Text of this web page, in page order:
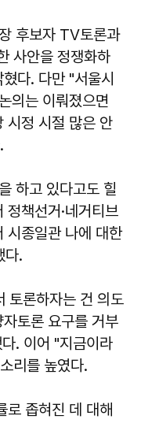
후보자 TV토론과
사안을 정쟁화하
다. 다만 "서울시
의는 이뤄졌으면
시정 시절 많은 안
하고 있다고도 힐
책선거·네거티브
시종일관 나에 대한
다.
토론하자는 건 의도
토론 요구를 거부
. 이어 "지금이라
리를 높였다.
로 좁혀진 데 대해